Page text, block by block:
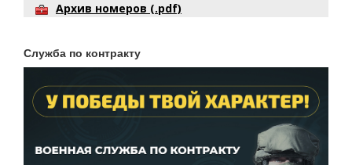
Архив номеров (.pdf)
Служба по контракту